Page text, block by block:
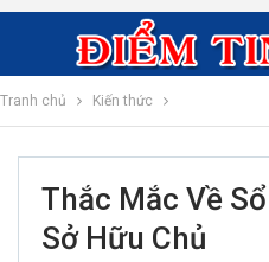
Tranh chủ Kiến thức
Thắc Mắc Về
Sở Hữu Chủ